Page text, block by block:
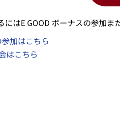
にはE GOOD ボーナスの参加ま
加はこちら
はこちら